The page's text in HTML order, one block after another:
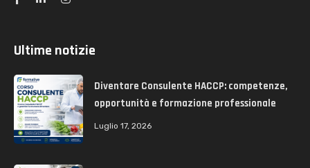
Ultime notizie
Diventare Consulente HACCP: competenze,
opportunità e formazione professionale
Luglio 17, 2026